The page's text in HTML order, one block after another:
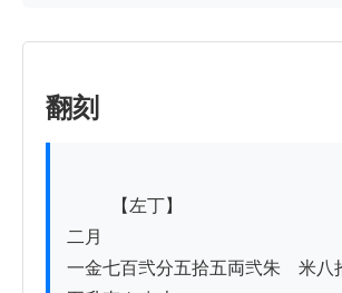
翻刻
二月
一金七百弐分五拾五両弐朱　米八